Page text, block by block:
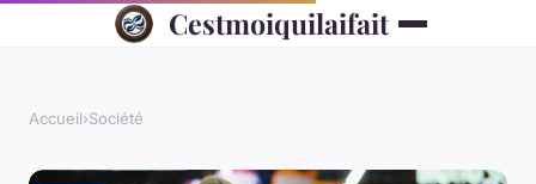
Cestmoiquilaifait
Accueil›Société